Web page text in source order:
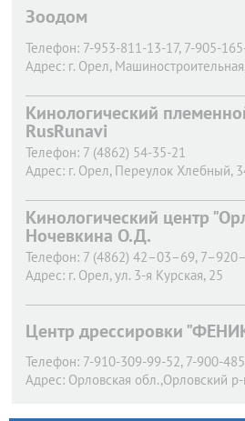
Зоодом
Телефон: 7-953-811-13-17, 7-905-
Адрес: г. Орел,
Кинологический
RusRunavi
Телефон: 7 (4862) 54-35-21
Адрес: г. Орел, Переулок Хлебный,
Кинологический центр
Ночевкина О.Д.
Телефон: 7 (4862) 42–03–69,
Адрес: г. Орел, ул. 3-я Курская, 25
Центр дрессировки
Телефон: 7-910-309-99-52, 7-900-
Адрес: Орловская обл.,Орловский р-